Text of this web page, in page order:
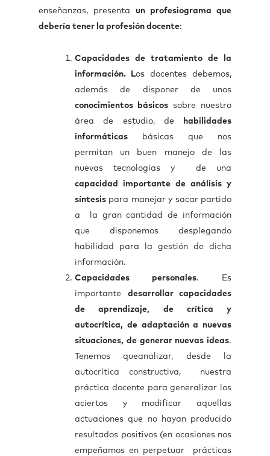
enseñanzas, presenta un profesiograma que
debería tener la profesión docente:
Capacidades de tratamiento de la
información. Los docentes debemos,
además de disponer de unos
conocimientos básicos sobre nuestro
área de estudio, de
habilidades
informáticas básicas que nos
permitan un buen manejo de las
nuevas tecnologías y de una
capacidad importante de análisis y
síntesis para manejar y sacar partido
a la gran cantidad de información
que disponemos desplegando
habilidad para la gestión de dicha
información.
Capacidades personales. Es
importante desarrollar capacidades
de aprendizaje, de crítica y
autocrítica, de adaptación a nuevas
situaciones, de generar nuevas ideas.
Tenemos queanalizar, desde la
autocrítica constructiva, nuestra
práctica docente para generalizar los
aciertos y modificar aquellas
actuaciones que no hayan producido
resultados positivos (en ocasiones nos
empeñamos en perpetuar prácticas